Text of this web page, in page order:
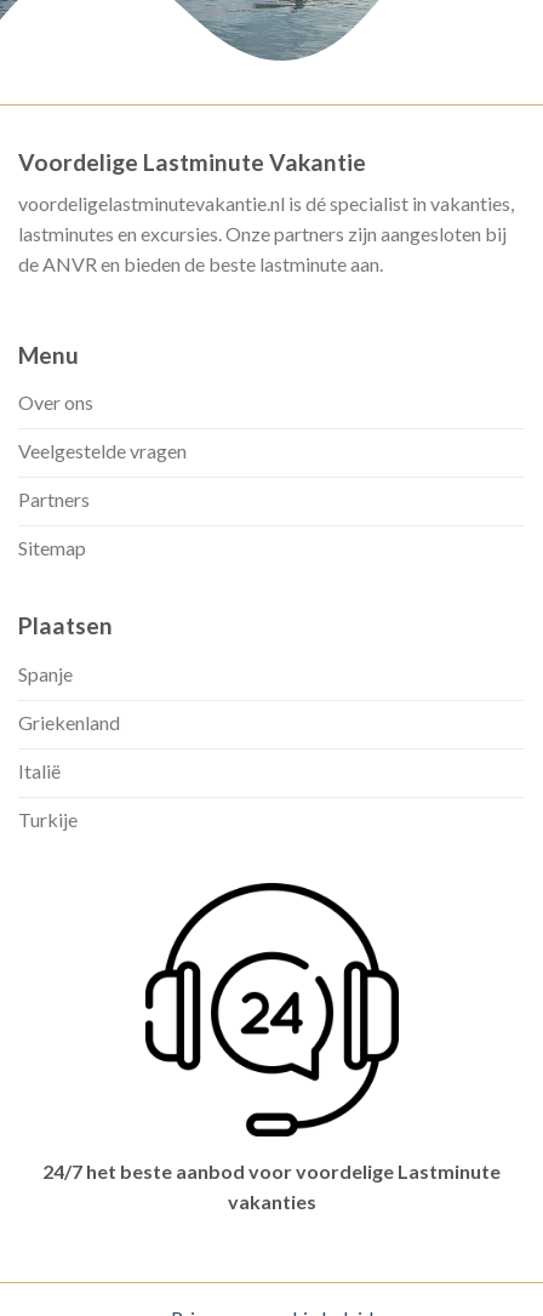
Voordelige Lastminute Vakantie
voordeligelastminutevakantie.nl is dé specialist in vakanties,
lastminutes en excursies. Onze partners zijn aangesloten bij
de ANVR en bieden de beste lastminute aan.
Menu
Over ons
Veelgestelde vragen
Partners
Sitemap
Plaatsen
Spanje
Griekenland
Italië
Turkije
24/7 het beste aanbod voor voordelige Lastminute
vakanties